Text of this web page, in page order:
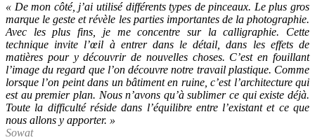
« De mon côté, j’ai utilisé différents types de pinceaux. Le plus gros
marque le geste et révèle les parties importantes de la photographie.
Avec les plus fins, je me concentre sur la calligraphie. Cette
technique invite l’œil à entrer dans le détail, dans les effets de
matières pour y découvrir de nouvelles choses. C’est en fouillant
l’image du regard que l’on découvre notre travail plastique. Comme
lorsque l’on peint dans un bâtiment en ruine, c’est l’architecture qui
est au premier plan. Nous n’avons qu’à sublimer ce qui existe déjà.
Toute la difficulté réside dans l’équilibre entre l’existant et ce que
nous allons y apporter. »
Sowat